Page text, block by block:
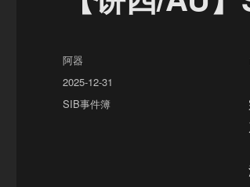
作
者
阿器
发
布
2025-12-31
分
SIB事件簿